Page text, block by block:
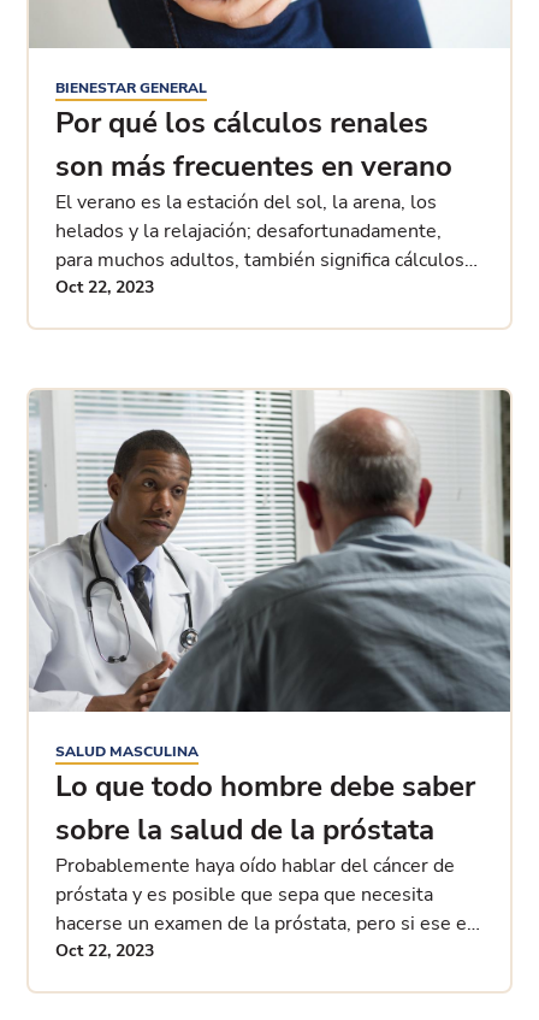
BIENESTAR GENERAL
Por qué los cálculos renales
son más frecuentes en verano
El verano es la estación del sol, la arena, los
helados y la relajación; desafortunadamente,
para muchos adultos, también significa cálculos
renales. Mientras que el clima y los cálculos
Oct 22, 2023
SALUD MASCULINA
Lo que todo hombre debe saber
sobre la salud de la próstata
Probablemente haya oído hablar del cáncer de
próstata y es posible que sepa que necesita
hacerse un examen de la próstata, pero si ese es
el alcance de su conocimiento, tómese un mes
Oct 22, 2023